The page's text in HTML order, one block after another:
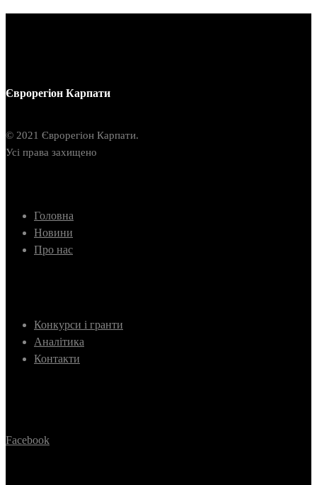
Єврорегіон Карпати
© 2021 Єврорегіон Карпати.
Усі права захищено
Головна
Новини
Про нас
Конкурси і гранти
Аналітика
Контакти
Facebook